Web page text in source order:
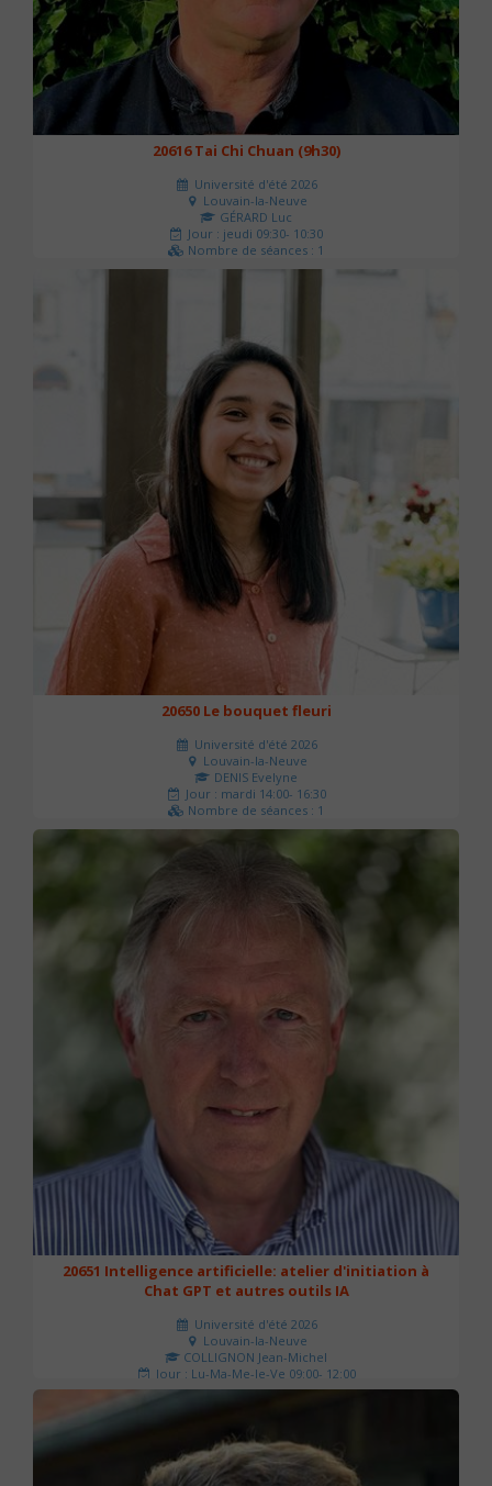
20616 Tai Chi Chuan (9h30)
Université d'été 2026
Louvain-la-Neuve
GÉRARD Luc
Jour : jeudi 09:30- 10:30
Nombre de séances : 1
20650 Le bouquet fleuri
Université d'été 2026
Louvain-la-Neuve
DENIS Evelyne
Jour : mardi 14:00- 16:30
Nombre de séances : 1
60 €
20651 Intelligence artificielle: atelier d'initiation à
Chat GPT et autres outils IA
Université d'été 2026
Louvain-la-Neuve
COLLIGNON Jean-Michel
Jour : Lu-Ma-Me-Je-Ve 09:00- 12:00
Nombre de séances : 2